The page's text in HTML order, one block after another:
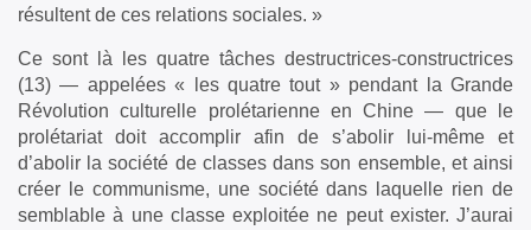
résultent de ces relations sociales. »
Ce sont là les quatre tâches destructrices-constructrices
(13) — appelées « les quatre tout » pendant la Grande
Révolution culturelle prolétarienne en Chine — que le
prolétariat doit accomplir afin de s’abolir lui-même et
d’abolir la société de classes dans son ensemble, et ainsi
créer le communisme, une société dans laquelle rien de
semblable à une classe exploitée ne peut exister. J’aurai